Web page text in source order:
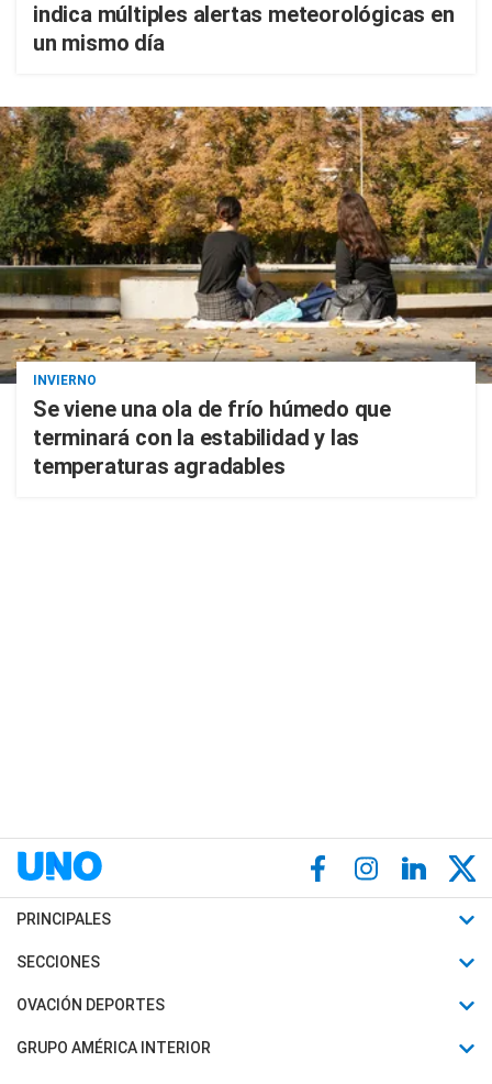
indica múltiples alertas meteorológicas en
un mismo día
INVIERNO
Se viene una ola de frío húmedo que
terminará con la estabilidad y las
temperaturas agradables
PRINCIPALES
Últimas Noticias
Política
SECCIONES
Horóscopo
Motores
OVACIÓN DEPORTES
Fútbol
GRUPO AMÉRICA INTERIOR